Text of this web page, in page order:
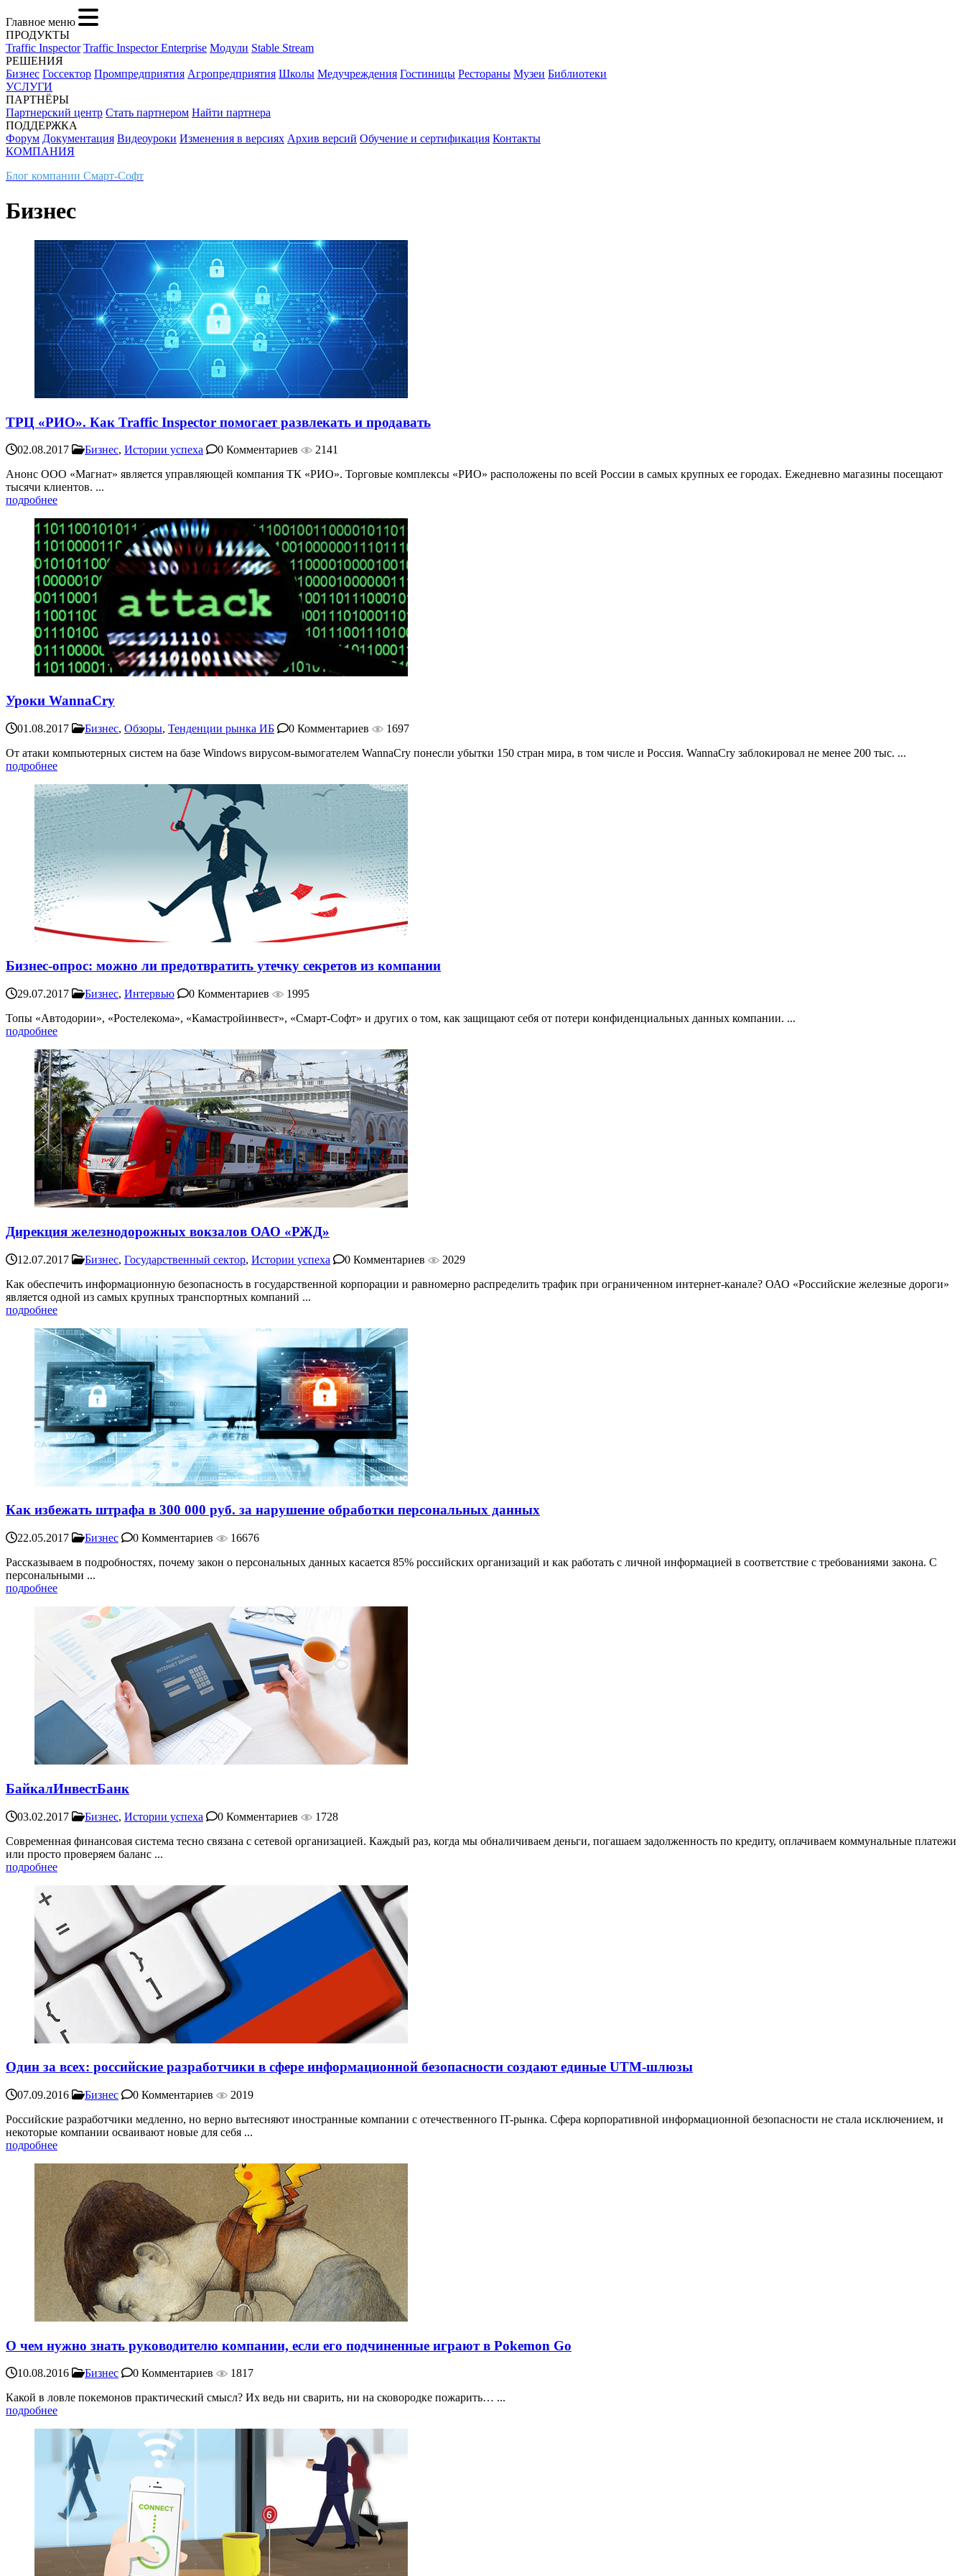
Главное меню
ПРОДУКТЫ
Traffic Inspector Traffic Inspector Enterprise Модули Stable Stream
РЕШЕНИЯ
Бизнес Госсектор Промпредприятия Агропредприятия Школы Медучреждения Гостиницы Рестораны Музеи Библиотеки
УСЛУГИ
ПАРТНЁРЫ
Партнерский центр Стать партнером Найти партнера
ПОДДЕРЖКА
Форум Документация Видеоуроки Изменения в версиях Архив версий Обучение и сертификация Контакты
КОМПАНИЯ
Блог компании Смарт-Софт
Бизнес
ТРЦ «РИО». Как Traffic Inspector помогает развлекать и продавать
02.08.2017 Бизнес, Истории успеха 0 Комментариев
2141
Анонс ООО «Магнат» является управляющей компания ТК «РИО». Торговые комплексы «РИО» расположены по всей России в самых крупных ее городах. Ежедневно магазины посещают
тысячи клиентов. ...
подробнее
Уроки WannaCry
01.08.2017 Бизнес, Обзоры, Тенденции рынка ИБ 0 Комментариев
1697
От атаки компьютерных систем на базе Windows вирусом-вымогателем WannaCry понесли убытки 150 стран мира, в том числе и Россия. WannaCry заблокировал не менее 200 тыс. ...
подробнее
Бизнес-опрос: можно ли предотвратить утечку секретов из компании
29.07.2017 Бизнес, Интервью 0 Комментариев
1995
Топы «Автодории», «Ростелекома», «Камастройинвест», «Смарт-Софт» и других о том, как защищают себя от потери конфиденциальных данных компании. ...
подробнее
Дирекция железнодорожных вокзалов ОАО «РЖД»
12.07.2017 Бизнес, Государственный сектор, Истории успеха 0 Комментариев
2029
Как обеспечить информационную безопасность в государственной корпорации и равномерно распределить трафик при ограниченном интернет-канале? ОАО «Российские железные дороги»
является одной из самых крупных транспортных компаний ...
подробнее
Как избежать штрафа в 300 000 руб. за нарушение обработки персональных данных
22.05.2017 Бизнес 0 Комментариев
16676
Рассказываем в подробностях, почему закон о персональных данных касается 85% российских организаций и как работать с личной информацией в соответствие с требованиями закона. С
персональными ...
подробнее
БайкалИнвестБанк
03.02.2017 Бизнес, Истории успеха 0 Комментариев
1728
Современная финансовая система тесно связана с сетевой организацией. Каждый раз, когда мы обналичиваем деньги, погашаем задолженность по кредиту, оплачиваем коммунальные платежи
или просто проверяем баланс ...
подробнее
Один за всех: российские разработчики в сфере информационной безопасности создают единые UTM-шлюзы
07.09.2016 Бизнес 0 Комментариев
2019
Российские разработчики медленно, но верно вытесняют иностранные компании с отечественного IT-рынка. Сфера корпоративной информационной безопасности не стала исключением, и
некоторые компании осваивают новые для себя ...
подробнее
О чем нужно знать руководителю компании, если его подчиненные играют в Pokemon Go
10.08.2016 Бизнес 0 Комментариев
1817
Какой в ловле покемонов практический смысл? Их ведь ни сварить, ни на сковородке пожарить… ...
подробнее